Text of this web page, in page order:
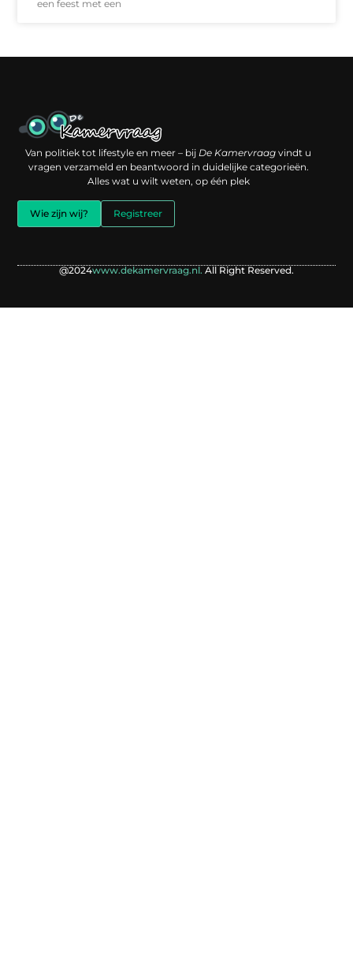
een feest met een
Van politiek tot lifestyle en meer – bijDe Kamervraag vindt u
vragen verzameld en beantwoord in duidelijke categorieën.
Alles wat u wilt weten, op één plek
Wie zijn wij? Registreer
@2024www.dekamervraag.nl. All Right Reserved.